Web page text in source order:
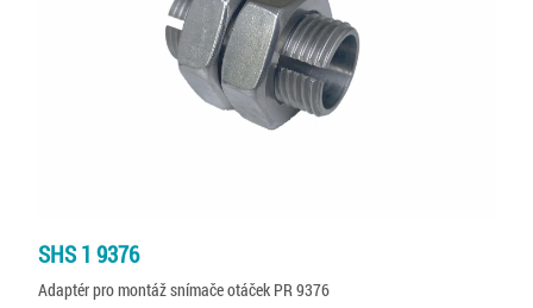
SHS 1 9376
Adaptér pro montáž snímače otáček PR 9376